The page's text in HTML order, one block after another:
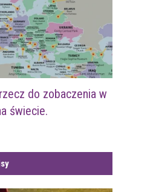
do zobaczenia w
świecie.